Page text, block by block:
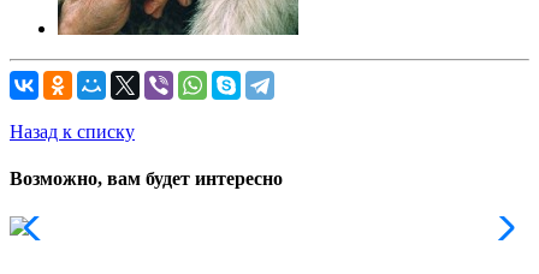
Назад к списку
Возможно, вам будет интересно